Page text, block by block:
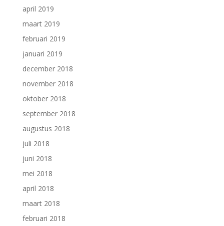
april 2019
maart 2019
februari 2019
januari 2019
december 2018
november 2018
oktober 2018
september 2018
augustus 2018
juli 2018
juni 2018
mei 2018
april 2018
maart 2018
februari 2018